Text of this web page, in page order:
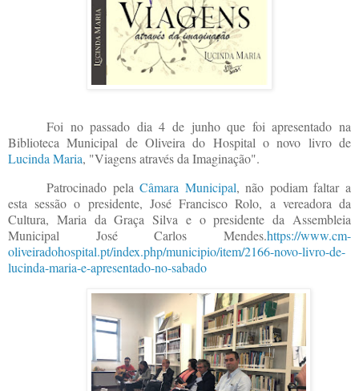
Foi no passado dia 4 de junho que foi apresentado na
Biblioteca Municipal de Oliveira do Hospital o novo livro de
Lucinda Maria, "Viagens através da Imaginação".
Patrocinado pelaCâmara Municipal, não podiam faltar a
esta sessão o presidente, José Francisco Rolo, a vereadora da
Cultura, Maria da Graça Silva e o presidente da Assembleia
Municipal José Carlos Mendes.https://www.cm-
oliveiradohospital.pt/index.php/municipio/item/2166-novo-livro-de-
lucinda-maria-e-apresentado-no-sabado